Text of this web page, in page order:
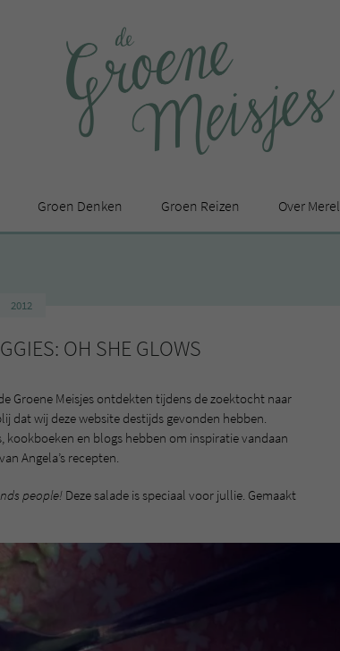
Groen Denken Groen Reizen Over Merel
2012
OH SHE GLOWS
Groene Meisjes ontdekten tijdens de zoektocht naar
dat wij deze website destijds gevonden hebben.
en blogs hebben om inspiratie vandaan
Angela’s recepten.
people! Deze salade is speciaal voor jullie. Gemaakt